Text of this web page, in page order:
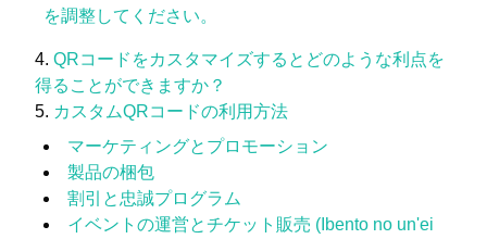
を調整してください。
QRコードをカスタマイズするとどのような利点を
得ることができますか？
カスタムQRコードの利用方法
マーケティングとプロモーション
製品の梱包
割引と忠誠プログラム
イベントの運営とチケット販売 (Ibento no un'ei